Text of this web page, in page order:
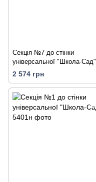
Секція №7 до стінки
універсальної "Школа-Сад"
2 574 грн